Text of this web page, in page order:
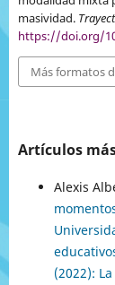
masividad.
https://doi.org/
Más formatos
Artículos
Alexis
(2022):